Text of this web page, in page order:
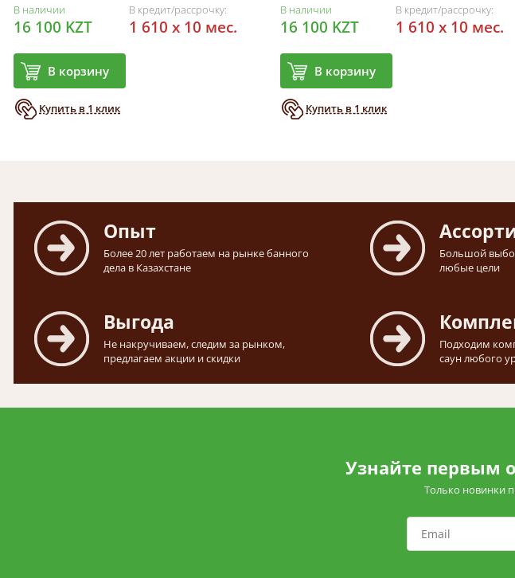
В наличии
16 100 KZT
В корзину
Купить в 1 клик
В кредит/рассрочку:
1 610 x 10 мес.
В наличии
16 100 KZT
В корзину
Купить в 1 клик
В кредит/рассрочку:
1 610 x 10 мес.
Опыт
Более 20 лет работаем на рынке банного
дела в Казахстане
Большой
любые цели
Выгода
Не накручиваем, следим за рынком,
предлагаем акции и скидки
Подходим
саун любого
Узнайте первым
Только новинки